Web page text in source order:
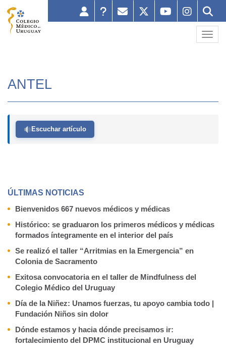
ANTEL
Escuchar artículo
ÚLTIMAS NOTICIAS
Bienvenidos 667 nuevos médicos y médicas
Histórico: se graduaron los primeros médicos y médicas
formados íntegramente en el interior del país
Se realizó el taller “Arritmias en la Emergencia” en
Colonia de Sacramento
Exitosa convocatoria en el taller de Mindfulness del
Colegio Médico del Uruguay
Día de la Niñez: Unamos fuerzas, tu apoyo cambia todo |
Fundación Niños sin dolor
Dónde estamos y hacia dónde precisamos ir:
fortalecimiento del DPMC institucional en Uruguay